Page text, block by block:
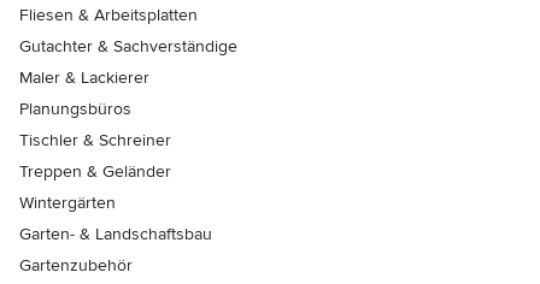
Fliesen & Arbeitsplatten
Gutachter & Sachverständige
Maler & Lackierer
Planungsbüros
Tischler & Schreiner
Treppen & Geländer
Wintergärten
Garten- & Landschaftsbau
Gartenzubehör